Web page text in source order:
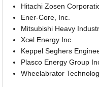
Hitachi Zosen
Ener-Core, Inc.
Mitsubishi Heavy
Xcel Energy Inc.
Keppel Seghers
Plasco Energy Group
Wheelabrator